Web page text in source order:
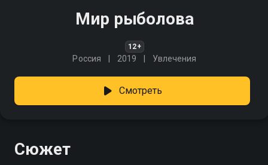
Мир рыболова
12+
Россия 2019 Увлечения
Смотреть
Сюжет